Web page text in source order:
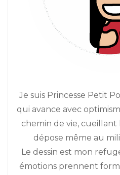
Je suis Princesse Petit
qui avance avec
chemin de vie, cueillant
dépose même au
Le dessin est mon
émotions prennent